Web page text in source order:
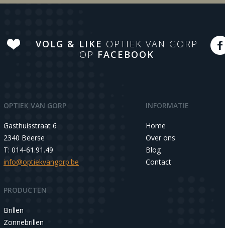
VOLG & LIKE OPTIEK VAN GORP
OP FACEBOOK
OPTIEK VAN GORP
Gasthuisstraat 6
2340 Beerse
T: 014-61.91.49
info@optiekvangorp.be
INFORMATIE
Home
Over ons
Blog
Contact
PRODUCTEN
Brillen
Zonnebrillen